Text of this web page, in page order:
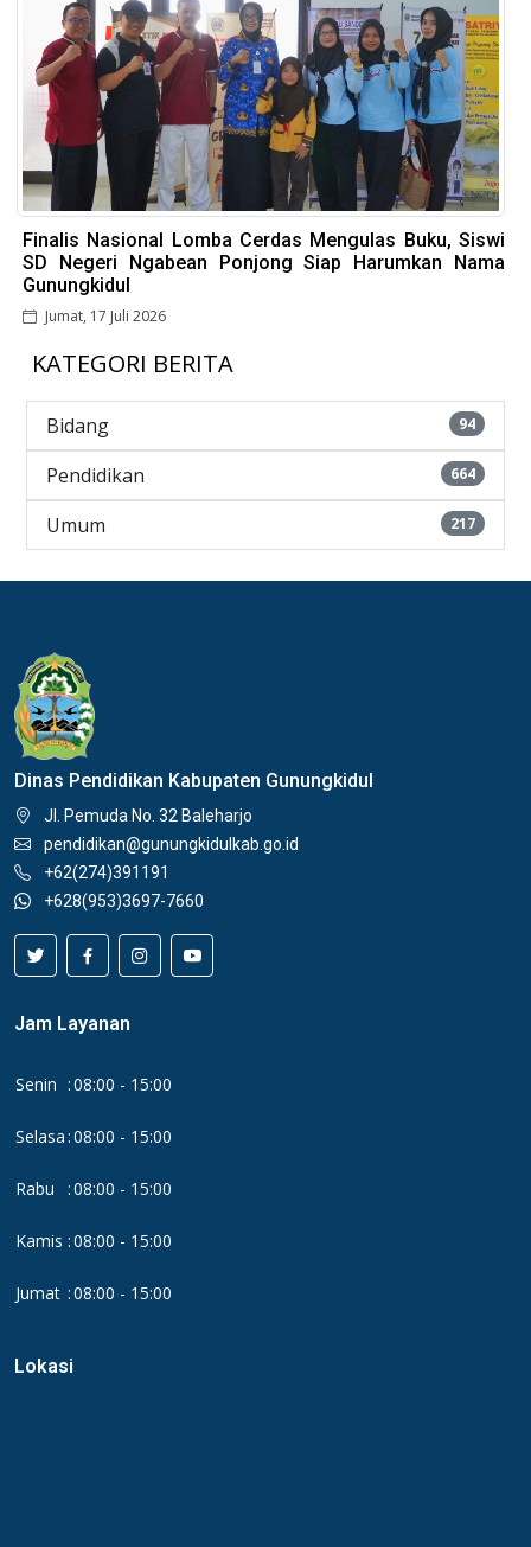
Finalis Nasional Lomba Cerdas Mengulas Buku, Siswi
SD Negeri Ngabean Ponjong Siap Harumkan Nama
Gunungkidul
Jumat, 17 Juli 2026
KATEGORI BERITA
Bidang 94
Pendidikan 664
Umum 217
Dinas Pendidikan Kabupaten Gunungkidul
Jl. Pemuda No. 32 Baleharjo
pendidikan@gunungkidulkab.go.id
+62(274)391191
+628(953)3697-7660
Jam Layanan
Senin :08:00 - 15:00
Selasa:08:00 - 15:00
Rabu :08:00 - 15:00
Kamis :08:00 - 15:00
Jumat :08:00 - 15:00
Lokasi